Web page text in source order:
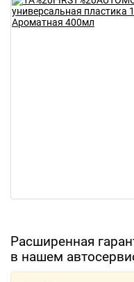
Расширенная
в нашем